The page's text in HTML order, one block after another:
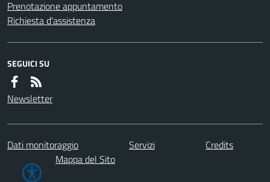
Prenotazione appuntamento
Richiesta d'assistenza
SEGUICI SU
Newsletter
Dati monitoraggio Servizi
Credits
Mappa del Sito